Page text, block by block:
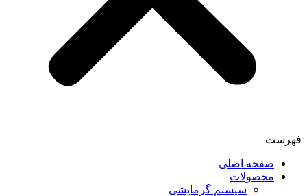
فهرست
صفحه اصلی
محصولات
سیستم گرمایشی